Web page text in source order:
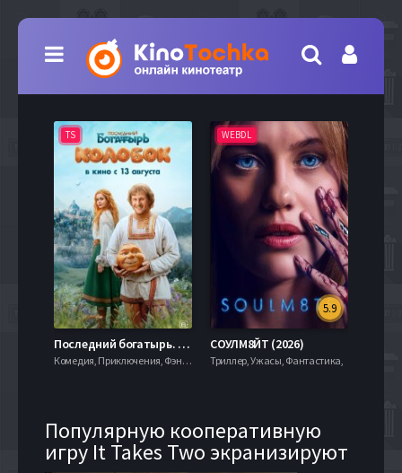
TS
Последний богатырь. Колобок (2026)
Комедия, Приключения, Фэнтези,
WEBDL
5.9
СОУЛМ8ЙТ (2026)
Триллер, Ужасы, Фантастика,
Популярную кооперативную
игру It Takes Two экранизируют